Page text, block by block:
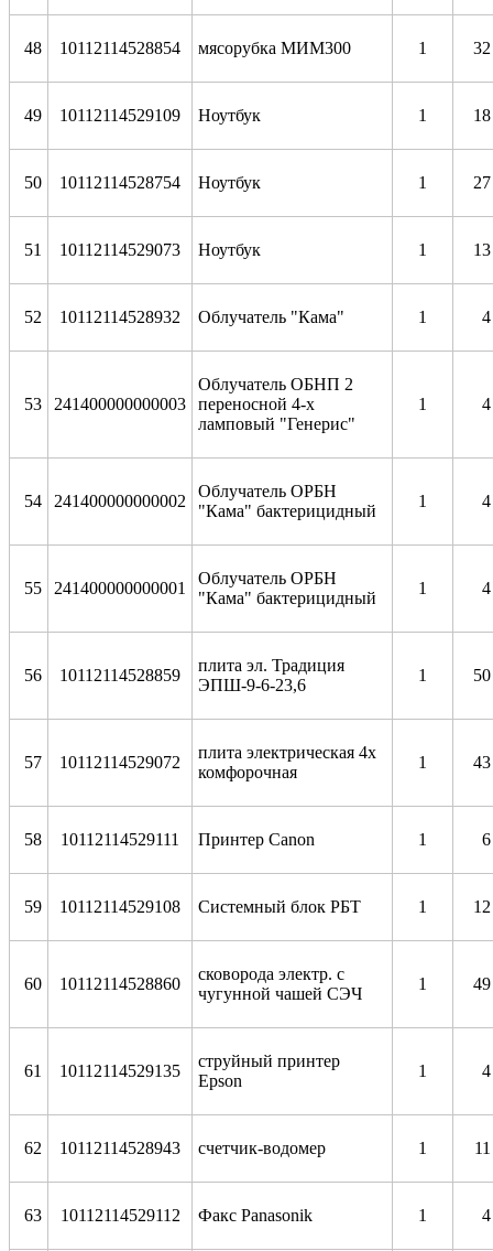
48 10112114528854 мясорубка МИМ300 1
49 10112114529109 Ноутбук 1
50 10112114528754 Ноутбук 1
51 10112114529073 Ноутбук 1
52 10112114528932 Облучатель "Кама" 1
53 241400000000003
Облучатель ОБНП 2
переносной 4-х
ламповый "Генерис"
1
54 241400000000002
Облучатель ОРБН
"Кама" бактерицидный
1
55 241400000000001
Облучатель ОРБН
"Кама" бактерицидный
1
56 10112114528859
плита эл. Традиция
ЭПШ-9-6-23,6
1
57 10112114529072
плита электрическая 4х
комфорочная
1
58 10112114529111 Принтер Canon 1
59 10112114529108 Системный блок РБТ 1
60 10112114528860
сковорода электр. с
чугунной чашей СЭЧ
1
61 10112114529135
струйный принтер
Epson
1
62 10112114528943 счетчик-водомер 1
63 10112114529112 Факс Panasonik 1